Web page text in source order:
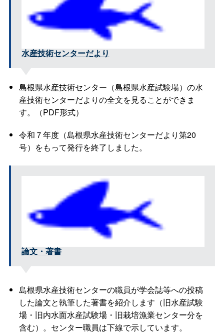
水産技術センターだより
島根県水産技術センター（島根県水産試験場）の水
産技術センターだよりの全文を見ることができま
す。（PDF形式）
令和７年度（島根県水産技術センターだより第20
号）をもって発行を終了しました。
論文・著書
島根県水産技術センターの職員が学会誌等への投稿
した論文と執筆した著書を紹介します（旧水産試験
場・旧内水面水産試験場・旧栽培漁業センター分を
含む）。センター職員は下線で示しています。